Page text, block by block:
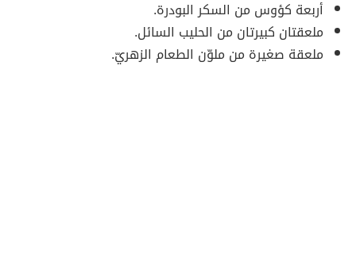
أربعة كؤوس من السكر البودرة.
ملعقتان كبيرتان من الحليب السائل.
ملعقة صغيرة من ملوّن الطعام الزهريّ.